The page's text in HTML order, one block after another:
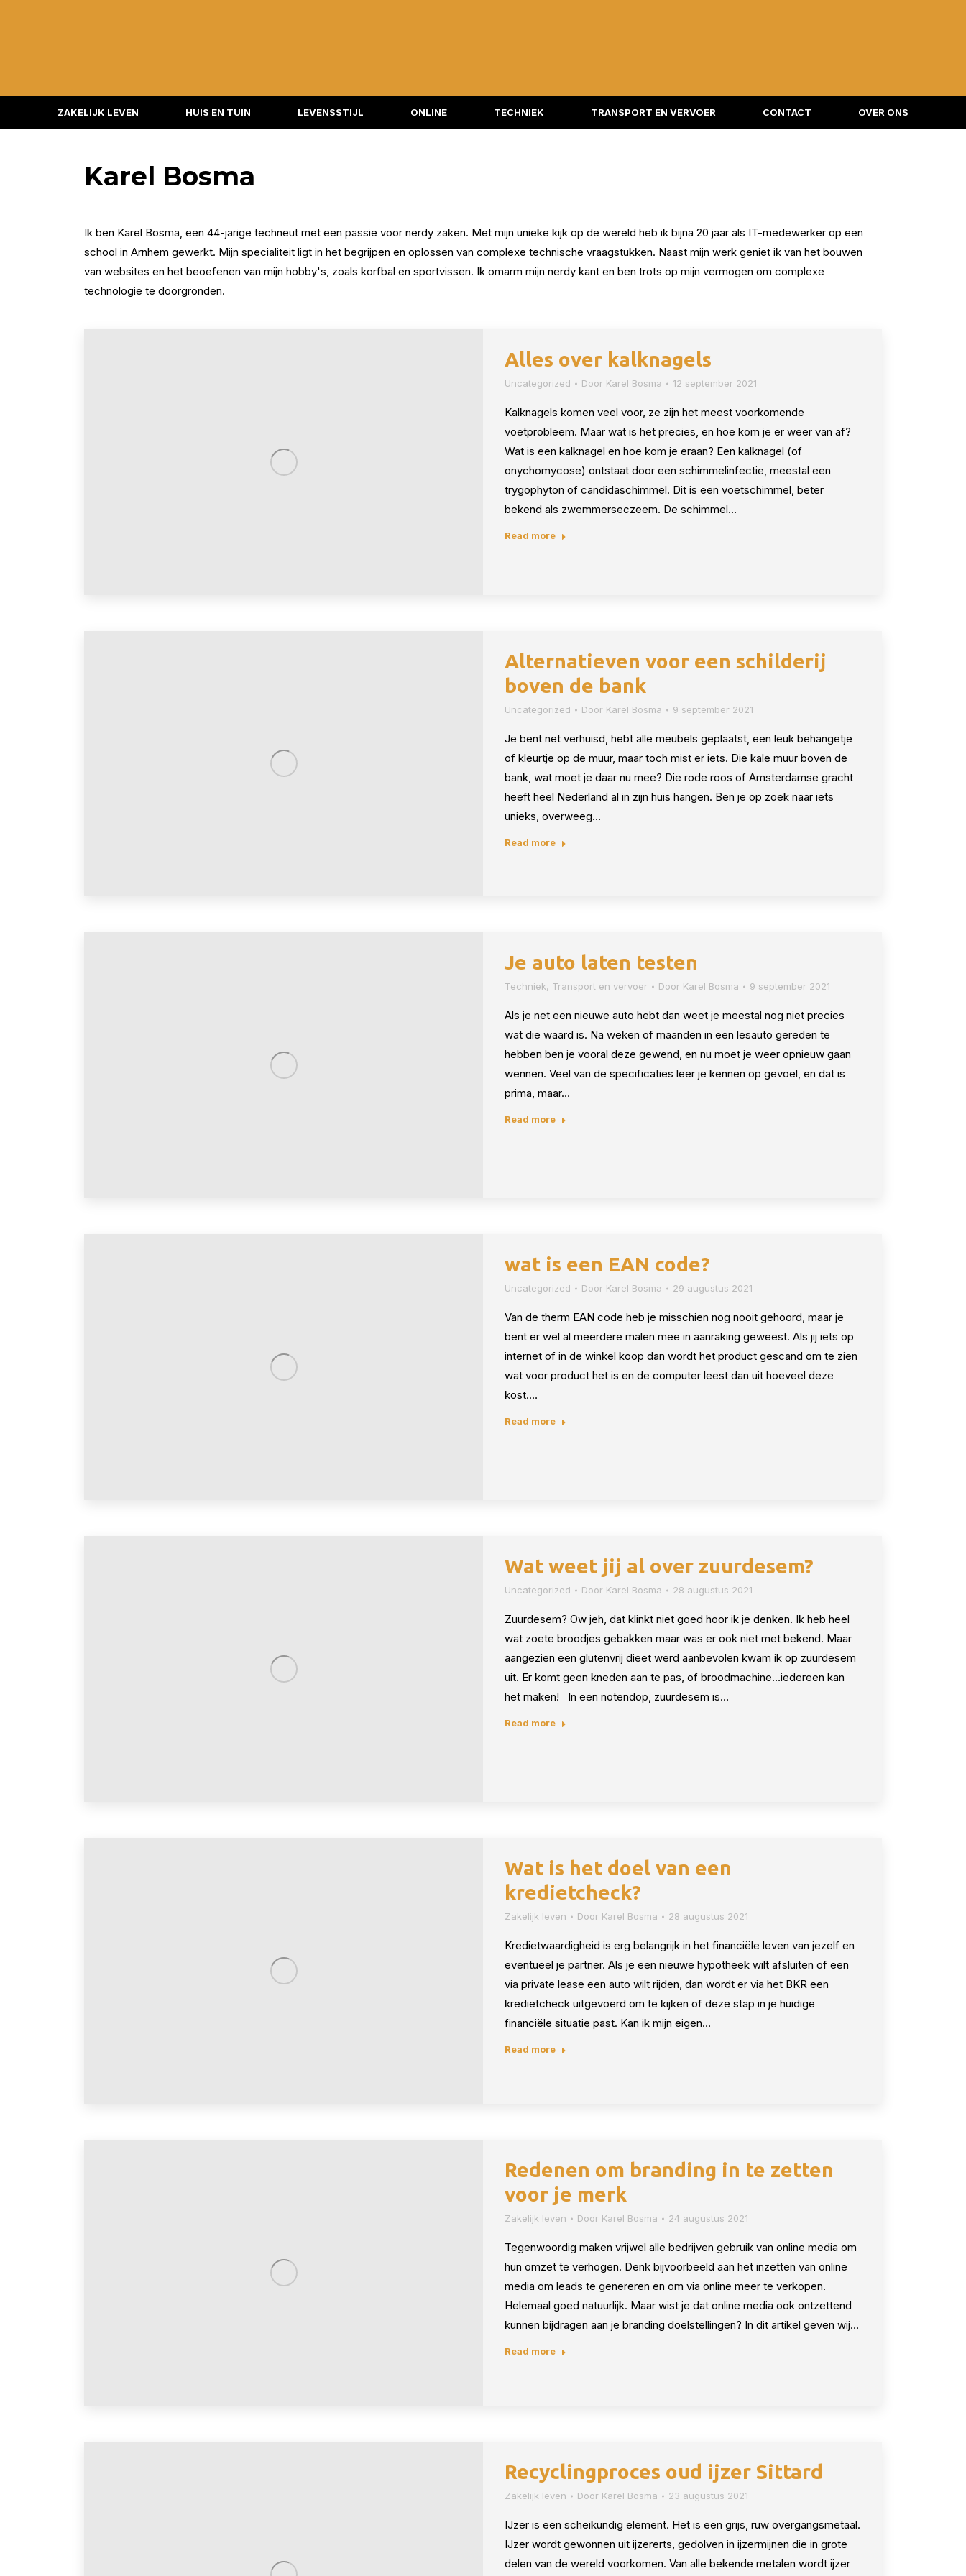
ZAKELIJK LEVEN HUIS EN TUIN LEVENSSTIJL ONLINE TECHNIEK TRANSPORT EN VERVOER CONTACT OVER ONS
Karel Bosma
Ik ben Karel Bosma, een 44-jarige techneut met een passie voor nerdy zaken. Met mijn unieke kijk op de wereld heb ik bijna 20 jaar als IT-medewerker op een
school in Arnhem gewerkt. Mijn specialiteit ligt in het begrijpen en oplossen van complexe technische vraagstukken. Naast mijn werk geniet ik van het bouwen
van websites en het beoefenen van mijn hobby's, zoals korfbal en sportvissen. Ik omarm mijn nerdy kant en ben trots op mijn vermogen om complexe
technologie te doorgronden.
Alles over kalknagels
Uncategorized Door Karel Bosma 12 september 2021
Kalknagels komen veel voor, ze zijn het meest voorkomende
voetprobleem. Maar wat is het precies, en hoe kom je er weer van af?
Wat is een kalknagel en hoe kom je eraan? Een kalknagel (of
onychomycose) ontstaat door een schimmelinfectie, meestal een
trygophyton of candidaschimmel. Dit is een voetschimmel, beter
bekend als zwemmerseczeem. De schimmel…
Read more
Alternatieven voor een schilderij
boven de bank
Uncategorized Door Karel Bosma 9 september 2021
Je bent net verhuisd, hebt alle meubels geplaatst, een leuk behangetje
of kleurtje op de muur, maar toch mist er iets. Die kale muur boven de
bank, wat moet je daar nu mee? Die rode roos of Amsterdamse gracht
heeft heel Nederland al in zijn huis hangen. Ben je op zoek naar iets
unieks, overweeg…
Read more
Je auto laten testen
Techniek, Transport en vervoer Door Karel Bosma 9 september 2021
Als je net een nieuwe auto hebt dan weet je meestal nog niet precies
wat die waard is. Na weken of maanden in een lesauto gereden te
hebben ben je vooral deze gewend, en nu moet je weer opnieuw gaan
wennen. Veel van de specificaties leer je kennen op gevoel, en dat is
prima, maar…
Read more
wat is een EAN code?
Uncategorized Door Karel Bosma 29 augustus 2021
Van de therm EAN code heb je misschien nog nooit gehoord, maar je
bent er wel al meerdere malen mee in aanraking geweest. Als jij iets op
internet of in de winkel koop dan wordt het product gescand om te zien
wat voor product het is en de computer leest dan uit hoeveel deze
kost.…
Read more
Wat weet jij al over zuurdesem?
Uncategorized Door Karel Bosma 28 augustus 2021
Zuurdesem? Ow jeh, dat klinkt niet goed hoor ik je denken. Ik heb heel
wat zoete broodjes gebakken maar was er ook niet met bekend. Maar
aangezien een glutenvrij dieet werd aanbevolen kwam ik op zuurdesem
uit. Er komt geen kneden aan te pas, of broodmachine…iedereen kan
het maken! In een notendop, zuurdesem is…
Read more
Wat is het doel van een
kredietcheck?
Zakelijk leven Door Karel Bosma 28 augustus 2021
Kredietwaardigheid is erg belangrijk in het financiële leven van jezelf en
eventueel je partner. Als je een nieuwe hypotheek wilt afsluiten of een
via private lease een auto wilt rijden, dan wordt er via het BKR een
kredietcheck uitgevoerd om te kijken of deze stap in je huidige
financiële situatie past. Kan ik mijn eigen…
Read more
Redenen om branding in te zetten
voor je merk
Zakelijk leven Door Karel Bosma 24 augustus 2021
Tegenwoordig maken vrijwel alle bedrijven gebruik van online media om
hun omzet te verhogen. Denk bijvoorbeeld aan het inzetten van online
media om leads te genereren en om via online meer te verkopen.
Helemaal goed natuurlijk. Maar wist je dat online media ook ontzettend
kunnen bijdragen aan je branding doelstellingen? In dit artikel geven wij…
Read more
Recyclingproces oud ijzer Sittard
Zakelijk leven Door Karel Bosma 23 augustus 2021
IJzer is een scheikundig element. Het is een grijs, ruw overgangsmetaal.
IJzer wordt gewonnen uit ijzererts, gedolven in ijzermijnen die in grote
delen van de wereld voorkomen. Van alle bekende metalen wordt ijzer